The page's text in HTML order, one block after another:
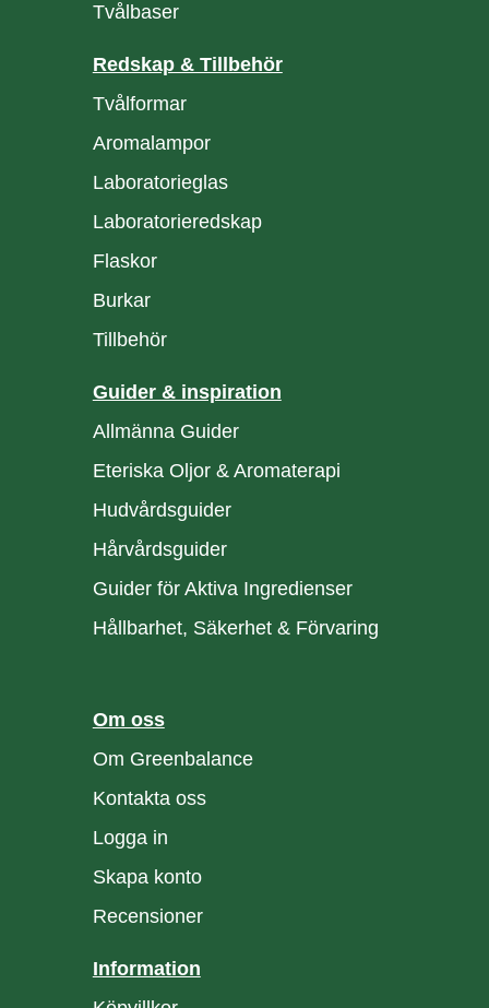
Tvålbaser
Redskap & Tillbehör
Tvålformar
Aromalampor
Laboratorieglas
Laboratorieredskap
Flaskor
Burkar
Tillbehör
Guider & inspiration
Allmänna Guider
Eteriska Oljor & Aromaterapi
Hudvårdsguider
Hårvårdsguider
Guider för Aktiva Ingredienser
Hållbarhet, Säkerhet & Förvaring
Om oss
Om Greenbalance
Kontakta oss
Logga in
Skapa konto
Recensioner
Information